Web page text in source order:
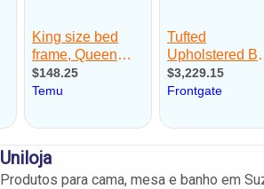
Uniloja
Produtos para cama, mesa e banho em